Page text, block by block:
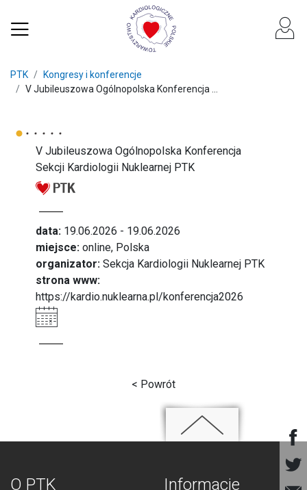
PTK
Kongresy i konferencje
V Jubileuszowa Ogólnopolska Konferencja ...
V Jubileuszowa Ogólnopolska Konferencja
Sekcji Kardiologii Nuklearnej PTK
data: 19.06.2026 - 19.06.2026
miejsce: online, Polska
organizator: Sekcja Kardiologii Nuklearnej PTK
strona www:
https://kardio.nuklearna.pl/konferencja2026
< Powrót
O PTK Informacje